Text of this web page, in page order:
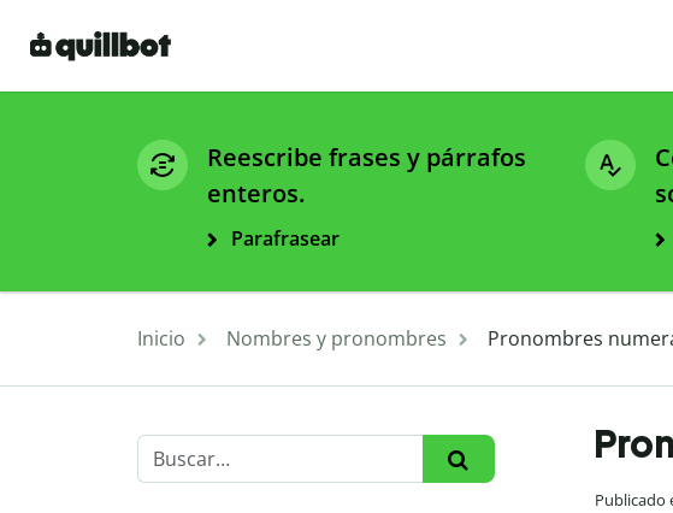
Reescribe frases y párrafos
enteros.
Parafrasear
Inicio Nombres y pronombres Pronombres
Publicado